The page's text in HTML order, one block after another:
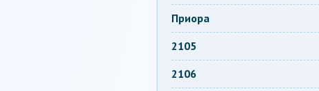
Приора
2105
2106